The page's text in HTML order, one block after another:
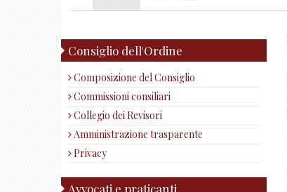
Consiglio dell'Ordine
Composizione del Consiglio
Commissioni consiliari
Collegio dei Revisori
Amministrazione trasparente
Privacy
Avvocati e praticanti